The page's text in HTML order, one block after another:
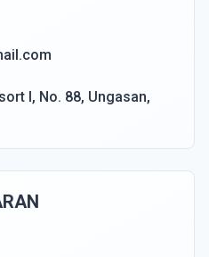
I, No. 88, Ungasan,